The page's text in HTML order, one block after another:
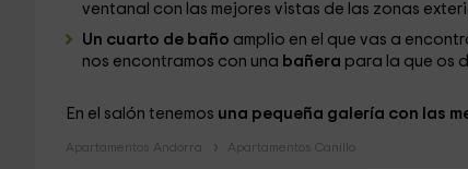
ventanal con las mejores vistas de las zonas
Un cuarto de baño amplio en el que vas a
nos encontramos con una bañera para la que os
En el salón tenemos una pequeña galería con las
Apartamentos Andorra Apartamentos Canillo